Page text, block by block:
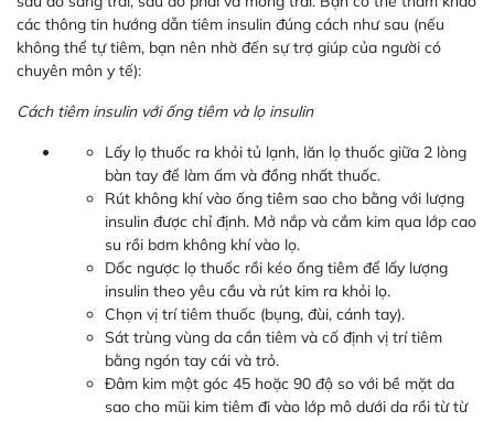
các thông tin hướng dẫn tiêm insulin đúng cách như sau (nếu
không thể tự tiêm, bạn nên nhờ đến sự trợ giúp của người có
chuyên môn y tế):
Cách tiêm insulin với ống tiêm và lọ insulin
Lấy lọ thuốc ra khỏi tủ lạnh, lăn lọ thuốc giữa 2 lòng
bàn tay để làm ấm và đồng nhất thuốc.
Rút không khí vào ống tiêm sao cho bằng với lượng
insulin được chỉ định. Mở nắp và cắm kim qua lớp cao
su rồi bơm không khí vào lọ.
Dốc ngược lọ thuốc rồi kéo ống tiêm để lấy lượng
insulin theo yêu cầu và rút kim ra khỏi lọ.
Chọn vị trí tiêm thuốc (bụng, đùi, cánh tay).
Sát trùng vùng da cần tiêm và cố định vị trí tiêm
bằng ngón tay cái và trỏ.
Đâm kim một góc 45 hoặc 90 độ so với bề mặt da
sao cho mũi kim tiêm đi vào lớp mô dưới da rồi từ từ